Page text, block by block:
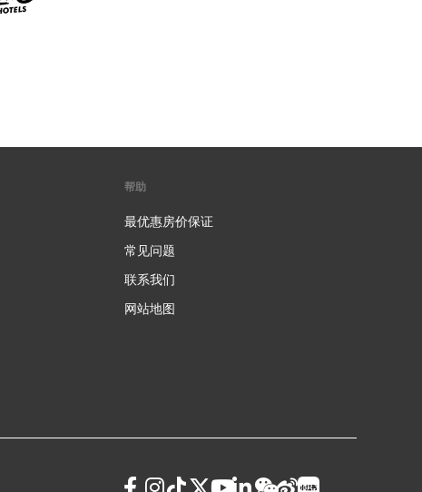
帮助
最优惠房价保证
常见问题
联系我们
网站地图